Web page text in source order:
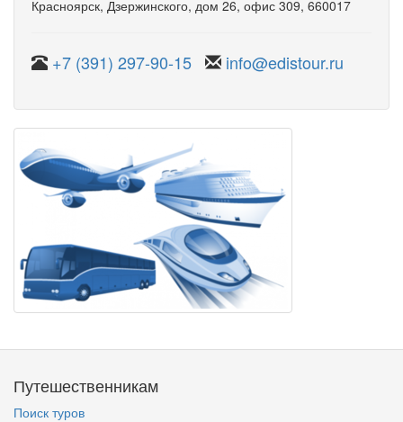
Красноярск, Дзержинского, дом 26, офис 309, 660017
+7 (391) 297-90-15 info@edistour.ru
Путешественникам
Поиск туров